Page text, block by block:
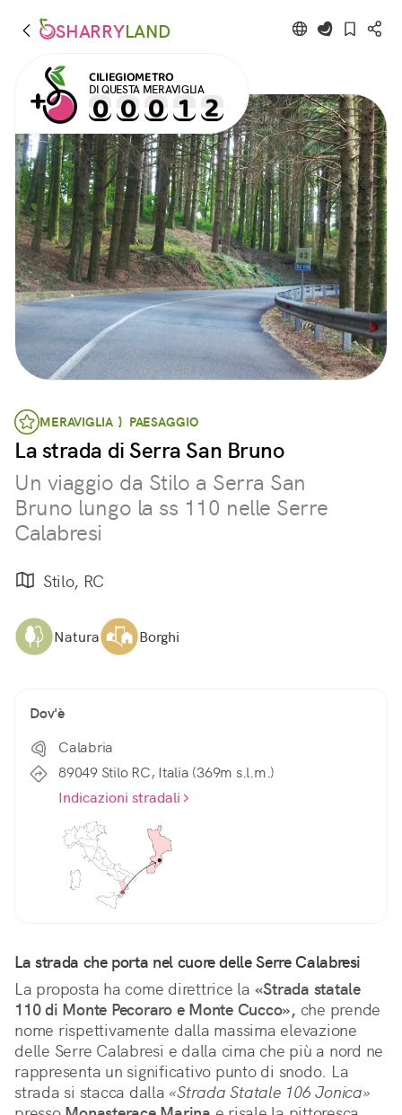
SHARRYLAND
CILIEGIOMETRO
DI QUESTA MERAVIGLIA
MERAVIGLIA } PAESAGGIO
La strada di Serra San Bruno
Un viaggio da Stilo a Serra San
Bruno lungo la ss 110 nelle Serre
Calabresi
Stilo, RC
Natura Borghi
Dov'è
Calabria
89049 Stilo RC, Italia (369m s.l.m.)
Indicazioni stradali
La strada che porta nel cuore delle Serre Calabresi
La proposta ha come direttrice la «Strada statale
110 di Monte Pecoraro e Monte Cucco», che prende
nome rispettivamente dalla massima elevazione
delle Serre Calabresi e dalla cima che più a nord ne
rappresenta un significativo punto di snodo. La
strada si stacca dalla «Strada Statale 106 Jonica»